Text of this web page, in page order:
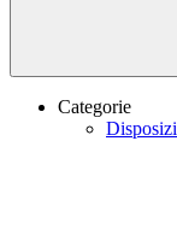
Categorie